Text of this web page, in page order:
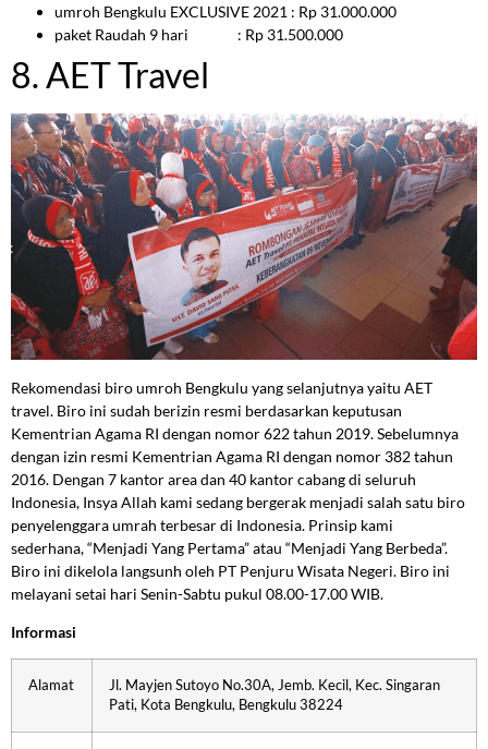
umroh Bengkulu EXCLUSIVE 2021 : Rp 31.000.000
paket Raudah 9 hari : Rp 31.500.000
8. AET Travel
Rekomendasi biro umroh Bengkulu yang selanjutnya yaitu AET
travel. Biro ini sudah berizin resmi berdasarkan keputusan
Kementrian Agama RI dengan nomor 622 tahun 2019. Sebelumnya
dengan izin resmi Kementrian Agama RI dengan nomor 382 tahun
2016. Dengan 7 kantor area dan 40 kantor cabang di seluruh
Indonesia, Insya Allah kami sedang bergerak menjadi salah satu biro
penyelenggara umrah terbesar di Indonesia. Prinsip kami
sederhana, “Menjadi Yang Pertama” atau “Menjadi Yang Berbeda”.
Biro ini dikelola langsunh oleh PT Penjuru Wisata Negeri. Biro ini
melayani setai hari Senin-Sabtu pukul 08.00-17.00 WIB.
Informasi
Alamat
Jl. Mayjen Sutoyo No.30A, Jemb. Kecil, Kec. Singaran
Pati, Kota Bengkulu, Bengkulu 38224